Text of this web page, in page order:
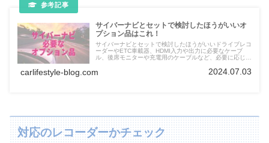
サイバーナビとセットで検討したほうがいいオ
プション品はこれ！
サイバーナビとセットで検討したほうがいいドライブレコ
ーダーやETC車載器、HDMI入力や出力に必要なケーブ
ル、後席モニターや充電用のケーブルなど、必要に応じた
carlifestyle-blog.com 2024.07.03
対応のレコーダーかチェック